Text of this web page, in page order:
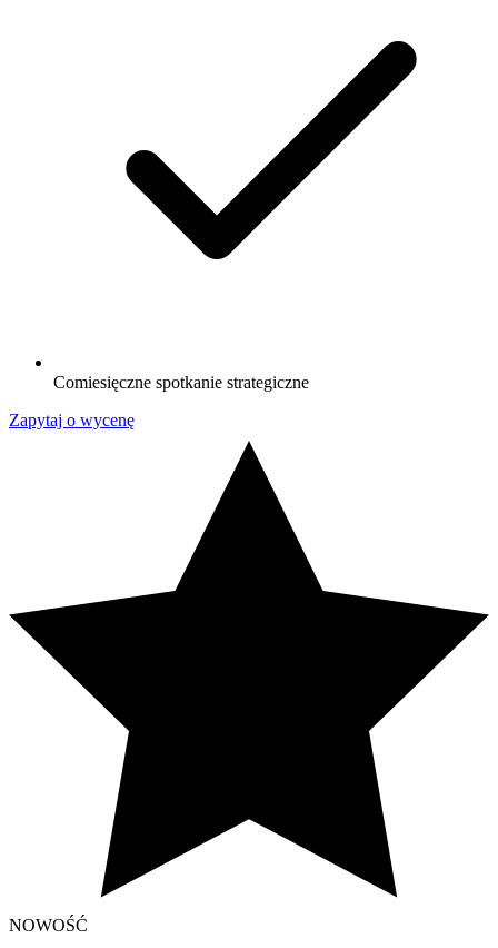
Comiesięczne spotkanie strategiczne
Zapytaj o wycenę
NOWOŚĆ